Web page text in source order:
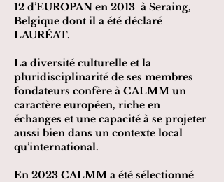
12 d’EUROPAN en 2013 à Seraing,
Belgique dont il a été déclaré
LAURÉAT.
La diversité culturelle et la
pluridisciplinarité de ses membres
fondateurs confère à CALMM un
caractère européen, riche en
échanges et une capacité à se projeter
aussi bien dans un contexte local
qu’international.
En 2023 CALMM a été sélectionné